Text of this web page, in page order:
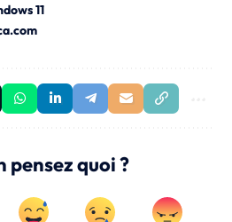
11
pensez quoi ?